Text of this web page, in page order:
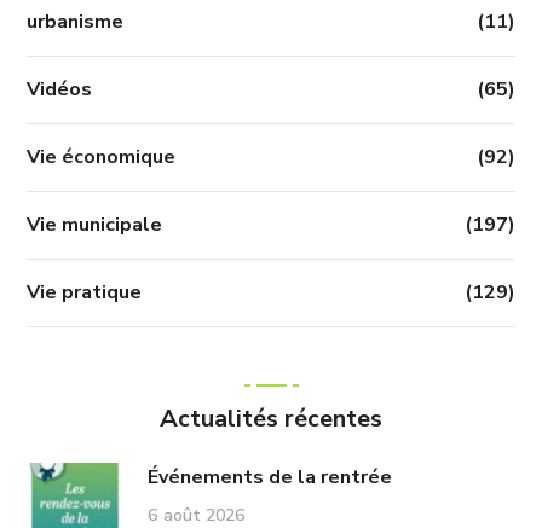
urbanisme (11)
Vidéos (65)
Vie économique (92)
Vie municipale (197)
Vie pratique (129)
Actualités récentes
Événements de la rentrée
6 août 2026